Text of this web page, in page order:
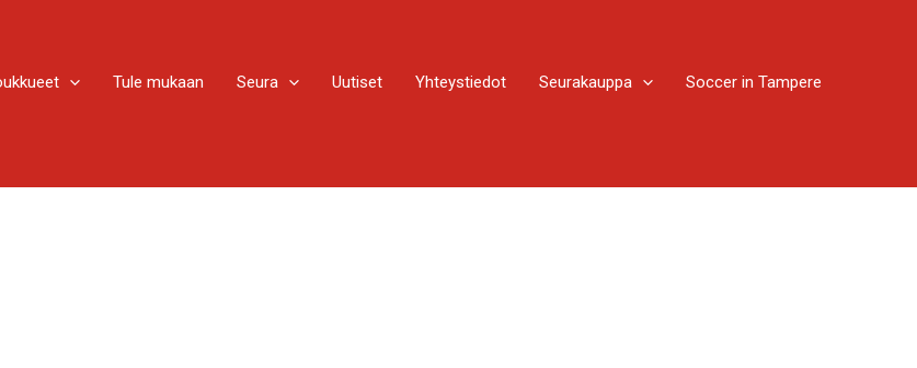
Tule mukaan Seura Uutiset Yhteystiedot Seurakauppa Soccer in Tampere